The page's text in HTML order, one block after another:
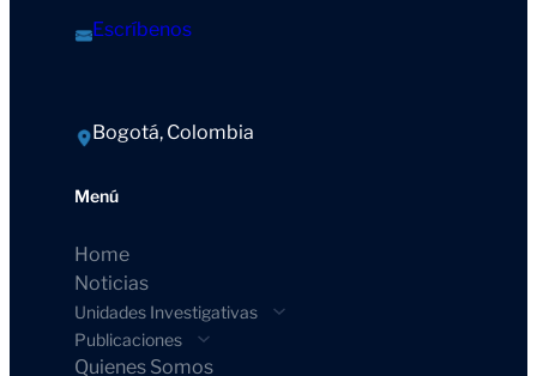
Escríbenos
Bogotá, Colombia
Menú
Home
Noticias
Unidades Investigativas
Publicaciones
Quienes Somos